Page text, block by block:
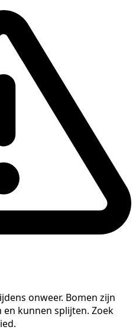
onweer. Bomen zijn
kunnen splijten. Zoek